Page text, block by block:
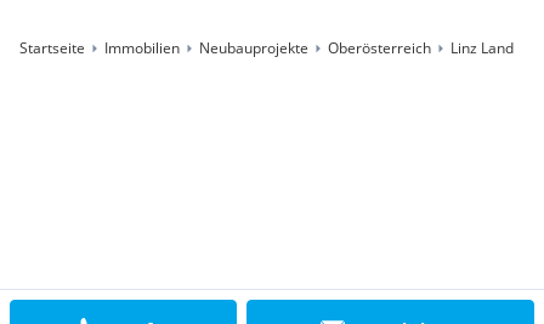
Startseite Immobilien Neubauprojekte Oberösterreich Linz Land